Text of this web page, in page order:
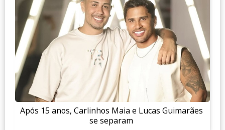
Após 15 anos, Carlinhos Maia e Lucas Guimarães
se separam